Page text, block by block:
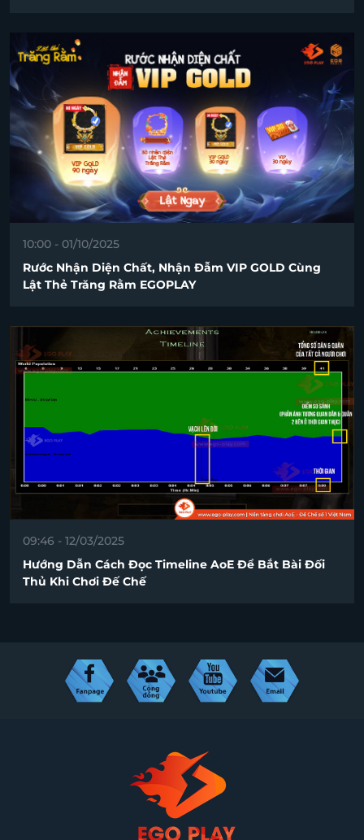
10:00 - 01/10/2025
Rước Nhận Diện Chất, Nhận Đẫm VIP GOLD Cùng
Lật Thẻ Trăng Rằm EGOPLAY
09:46 - 12/03/2025
Hướng Dẫn Cách Đọc Timeline AoE Để Bắt Bài Đối
Thủ Khi Chơi Đế Chế